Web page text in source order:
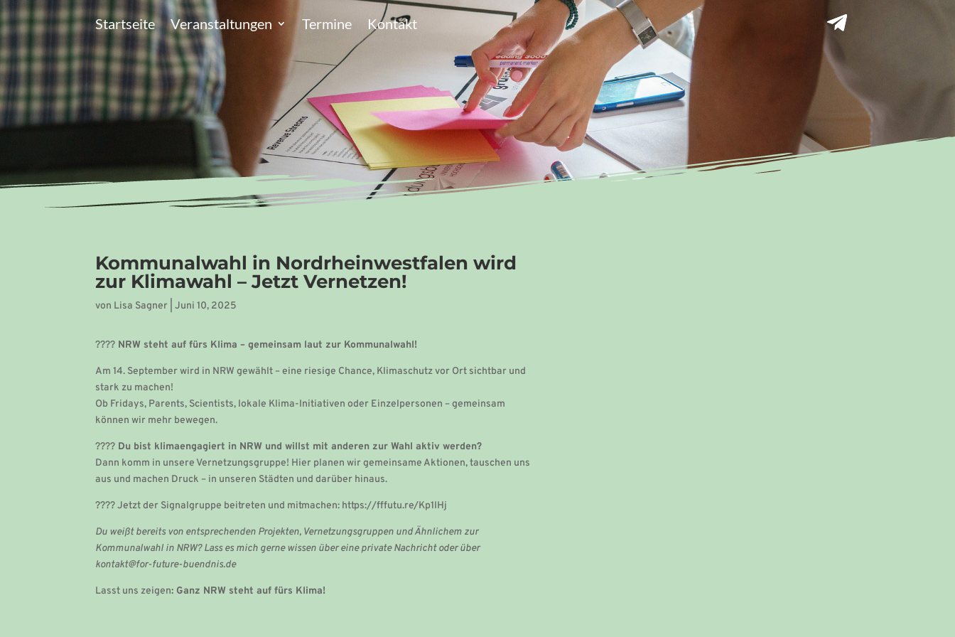
Startseite Veranstaltungen Termine Kontakt
Kommunalwahl in Nordrheinwestfalen wird
zur Klimawahl – Jetzt Vernetzen!
von Lisa Sagner |Juni 10, 2025
???? NRW steht auf fürs Klima – gemeinsam laut zur Kommunalwahl!
Am 14. September wird in NRW gewählt – eine riesige Chance, Klimaschutz vor Ort sichtbar und
stark zu machen!
Ob Fridays, Parents, Scientists, lokale Klima-Initiativen oder Einzelpersonen – gemeinsam
können wir mehr bewegen.
???? Du bist klimaengagiert in NRW und willst mit anderen zur Wahl aktiv werden?
Dann komm in unsere Vernetzungsgruppe! Hier planen wir gemeinsame Aktionen, tauschen uns
aus und machen Druck – in unseren Städten und darüber hinaus.
???? Jetzt der Signalgruppe beitreten und mitmachen: https://fffutu.re/Kp1IHj
Du weißt bereits von entsprechenden Projekten, Vernetzungsgruppen und Ähnlichem zur
Kommunalwahl in NRW? Lass es mich gerne wissen über eine private Nachricht oder über
kontakt@for-future-buendnis.de
Lasst uns zeigen: Ganz NRW steht auf fürs Klima!